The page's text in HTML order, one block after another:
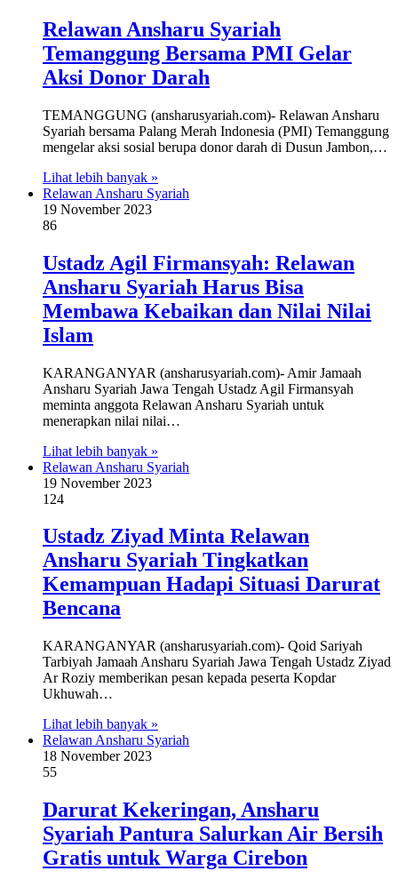
Relawan Ansharu Syariah
Temanggung Bersama PMI Gelar
Aksi Donor Darah
TEMANGGUNG (ansharusyariah.com)- Relawan Ansharu
Syariah bersama Palang Merah Indonesia (PMI) Temanggung
mengelar aksi sosial berupa donor darah di Dusun Jambon,…
Lihat lebih banyak »
Relawan Ansharu Syariah
19 November 2023
86
Ustadz Agil Firmansyah: Relawan
Ansharu Syariah Harus Bisa
Membawa Kebaikan dan Nilai Nilai
Islam
KARANGANYAR (ansharusyariah.com)- Amir Jamaah
Ansharu Syariah Jawa Tengah Ustadz Agil Firmansyah
meminta anggota Relawan Ansharu Syariah untuk
menerapkan nilai nilai…
Lihat lebih banyak »
Relawan Ansharu Syariah
19 November 2023
124
Ustadz Ziyad Minta Relawan
Ansharu Syariah Tingkatkan
Kemampuan Hadapi Situasi Darurat
Bencana
KARANGANYAR (ansharusyariah.com)- Qoid Sariyah
Tarbiyah Jamaah Ansharu Syariah Jawa Tengah Ustadz Ziyad
Ar Roziy memberikan pesan kepada peserta Kopdar
Ukhuwah…
Lihat lebih banyak »
Relawan Ansharu Syariah
18 November 2023
55
Darurat Kekeringan, Ansharu
Syariah Pantura Salurkan Air Bersih
Gratis untuk Warga Cirebon